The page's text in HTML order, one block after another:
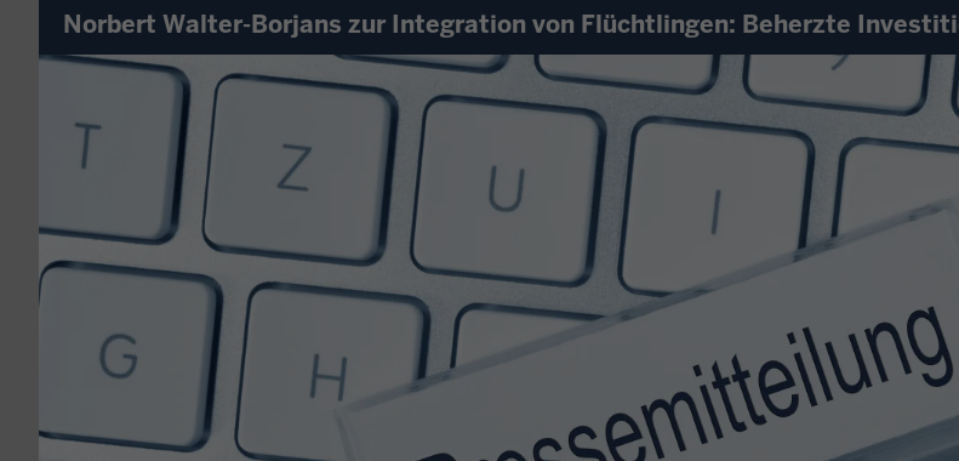
Sie
befinden
hier
Norbert Walter-Borjans zur Integration von Flüchtlingen: Beherzte